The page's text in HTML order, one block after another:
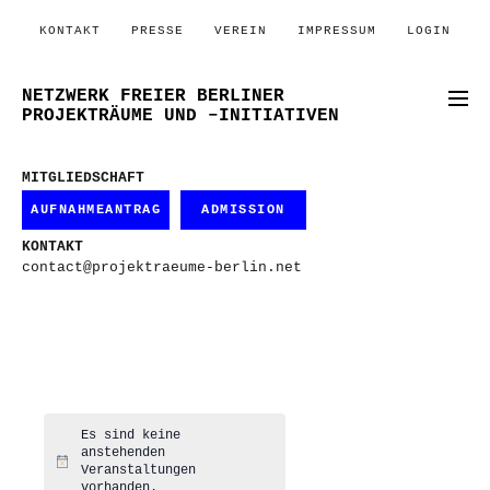
KONTAKT PRESSE VEREIN IMPRESSUM LOGIN
NETZWERK FREIER BERLINER
PROJEKTRÄUME UND –INITIATIVEN
MITGLIEDSCHAFT
AUFNAHMEANTRAG ADMISSION
KONTAKT
contact@projektraeume-berlin.net
Hinweis
Es sind keine
anstehenden
Veranstaltungen